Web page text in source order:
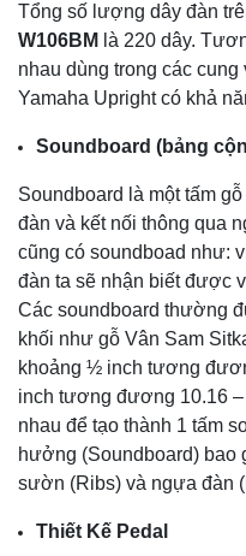
Tổng số lượng dây đàn
W106BM là 220 dây.
nhau dùng trong các
Yamaha Upright có khả
Soundboard (bảng
Soundboard là một tấm
đàn và kết nối thông qua
cũng có soundboad như:
đàn ta sẽ nhận biết được
Các soundboard thường
khối như gỗ Vân Sam
khoảng ½ inch tương
inch tương đương 10.16
nhau để tạo thành 1 tấm
hưởng (Soundboard) bao
sườn (Ribs) và ngựa đàn
Thiết Kế Pedal